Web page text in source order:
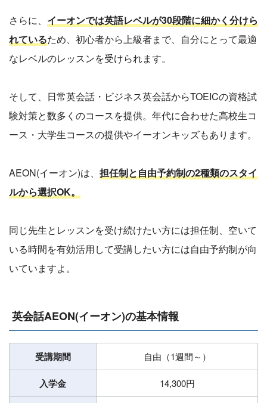
さらに、 イーオンでは英語レベルが30段階に細かく分けら
れているため、初心者から上級者まで、自分にとって最適
なレベルのレッスンを受けられます。
そして、日常英会話・ビジネス英会話からTOEICの資格試
験対策と数多くのコースを提供。年代に合わせた高校生コ
ース・大学生コースの提供やイーオンキッズもあります。
AEON(イーオン)は、 担任制と自由予約制の2種類のスタイ
ルから選択OK。
同じ先生とレッスンを受け続けたい方には担任制、空いて
いる時間を有効活用して受講したい方には自由予約制が向
いていますよ。
英会話AEON(イーオン)の基本情報
受講期間 自由（1週間～）
入学金 14,300円